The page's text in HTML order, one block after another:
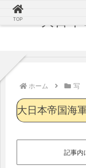
ホーム 写
大日本帝国海
記事内
TOP